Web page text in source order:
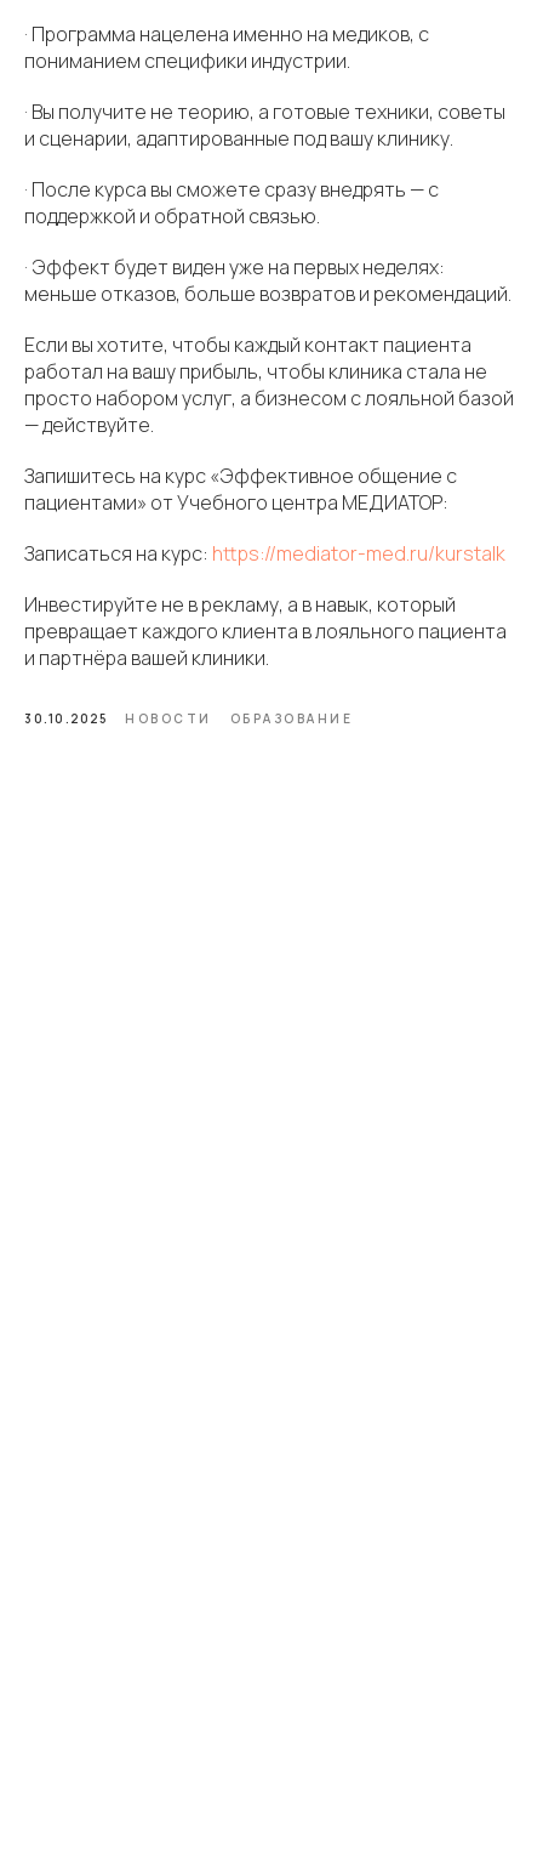
· Программа нацелена именно на медиков, с
пониманием специфики индустрии.
· Вы получите не теорию, а готовые техники, советы
и сценарии, адаптированные под вашу клинику.
· После курса вы сможете сразу внедрять — с
поддержкой и обратной связью.
· Эффект будет виден уже на первых неделях:
меньше отказов, больше возвратов и рекомендаций.
Если вы хотите, чтобы каждый контакт пациента
работал на вашу прибыль, чтобы клиника стала не
просто набором услуг, а бизнесом с лояльной базой
— действуйте.
Запишитесь на курс «Эффективное общение с
пациентами» от Учебного центра МЕДИАТОР:
Записаться на курс: https://mediator-med.ru/kurstalk
Инвестируйте не в рекламу, а в навык, который
превращает каждого клиента в лояльного пациента
и партнёра вашей клиники.
30.10.2025 НОВОСТИ ОБРАЗОВАНИЕ